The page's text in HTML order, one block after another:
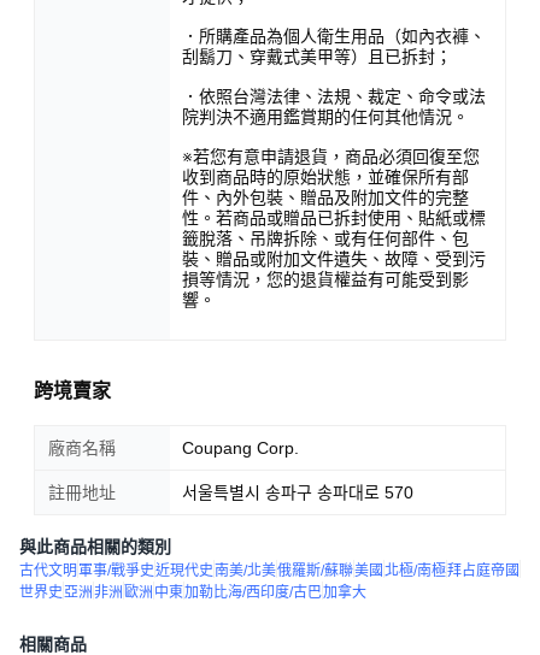
．所購產品為個人衛生用品（如內衣褲、
刮鬍刀、穿戴式美甲等）且已拆封；
．依照台灣法律、法規、裁定、命令或法
院判決不適用鑑賞期的任何其他情況。
※若您有意申請退貨，商品必須回復至您
收到商品時的原始狀態，並確保所有部
件、內外包裝、贈品及附加文件的完整
性。若商品或贈品已拆封使用、貼紙或標
籤脫落、吊牌拆除、或有任何部件、包
裝、贈品或附加文件遺失、故障、受到污
損等情況，您的退貨權益有可能受到影
響。
跨境賣家
廠商名稱 Coupang Corp.
註冊地址 서울특별시 송파구 송파대로 570
與此商品相關的類別
古代文明軍事/戰爭史近現代史南美/北美俄羅斯/蘇聯美國 北極/南極拜占庭帝國
世界史 亞洲非洲 歐洲 中東加勒比海/西印度/古巴加拿大
相關商品